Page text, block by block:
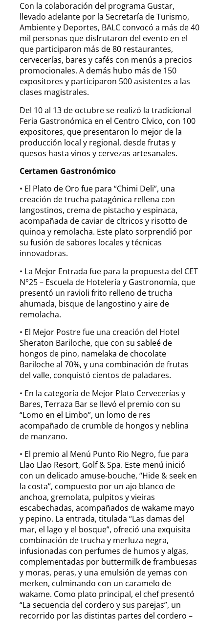
Con la colaboración del programa Gustar,
llevado adelante por la Secretaría de Turismo,
Ambiente y Deportes, BALC convocó a más de 40
mil personas que disfrutaron del evento en el
que participaron más de 80 restaurantes,
cervecerías, bares y cafés con menús a precios
promocionales. A demás hubo más de 150
expositores y participaron 500 asistentes a las
clases magistrales.
Del 10 al 13 de octubre se realizó la tradicional
Feria Gastronómica en el Centro Cívico, con 100
expositores, que presentaron lo mejor de la
producción local y regional, desde frutas y
quesos hasta vinos y cervezas artesanales.
Certamen Gastronómico
• El Plato de Oro fue para “Chimi Deli”, una
creación de trucha patagónica rellena con
langostinos, crema de pistacho y espinaca,
acompañada de caviar de cítricos y risotto de
quinoa y remolacha. Este plato sorprendió por
su fusión de sabores locales y técnicas
innovadoras.
• La Mejor Entrada fue para la propuesta del CET
N°25 – Escuela de Hotelería y Gastronomía, que
presentó un ravioli frito relleno de trucha
ahumada, bisque de langostino y aire de
remolacha.
• El Mejor Postre fue una creación del Hotel
Sheraton Bariloche, que con su sableé de
hongos de pino, namelaka de chocolate
Bariloche al 70%, y una combinación de frutas
del valle, conquistó cientos de paladares.
• En la categoría de Mejor Plato Cervecerías y
Bares, Terraza Bar se llevó el premio con su
“Lomo en el Limbo”, un lomo de res
acompañado de crumble de hongos y neblina
de manzano.
• El premio al Menú Punto Rio Negro, fue para
Llao Llao Resort, Golf & Spa. Este menú inició
con un delicado amuse-bouche, “Hide & seek en
la costa”, compuesto por un ajo blanco de
anchoa, gremolata, pulpitos y vieiras
escabechadas, acompañados de wakame mayo
y pepino. La entrada, titulada “Las damas del
mar, el lago y el bosque”, ofreció una exquisita
combinación de trucha y merluza negra,
infusionadas con perfumes de humos y algas,
complementadas por buttermilk de frambuesas
y moras, peras, y una emulsión de yemas con
merken, culminando con un caramelo de
wakame. Como plato principal, el chef presentó
“La secuencia del cordero y sus parejas”, un
recorrido por las distintas partes del cordero –